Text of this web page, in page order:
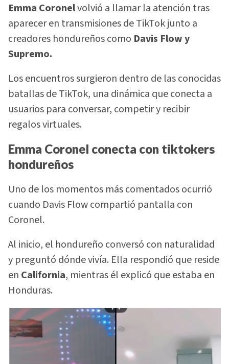
Emma Coronelvolvió a llamar la atención tras
aparecer en transmisiones de TikTok junto a
creadores hondureños como Davis Flow y
Supremo.
Los encuentros surgieron dentro de las conocidas
batallas de TikTok, una dinámica que conecta a
usuarios para conversar, competir y recibir
regalos virtuales.
Emma Coronel conecta con tiktokers
hondureños
Uno de los momentos más comentados ocurrió
cuando Davis Flow compartió pantalla con
Coronel.
Al inicio, el hondureño conversó con naturalidad
y preguntó dónde vivía. Ella respondió que reside
en California, mientras él explicó que estaba en
Honduras.